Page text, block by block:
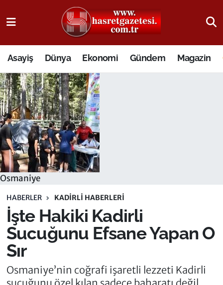
Asayiş Dünya Ekonomi Gündem Magazin
Osmaniye
HABERLER KADIRLI HABERLERI
İşte Hakiki Kadirli
Sucuğunu Efsane Yapan O
Sır
Osmaniye’nin coğrafi işaretli lezzeti Kadirli
Osmaniye Nöbetçi Eczaneler
Osmaniye Hava Durumu
Osmaniye Trafik Yoğunluk Haritası
Süper Lig Puan Durumu ve Fikstür
Tüm Manşetler
Son Dakika Haberleri